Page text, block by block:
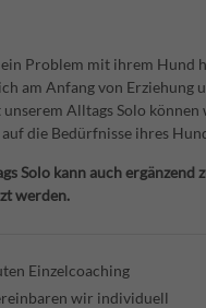
ein Problem mit ihrem Hund
am Anfang von Erziehung
unserem Alltags Solo können
die Bedürfnisse ihres
Solo kann auch ergänzend
werden.
Einzelcoaching
wir individuell